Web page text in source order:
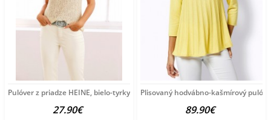
Pulóver z priadze HEINE, bielo-tyrkysový
27.90€
Plisovaný hodvábno-kašmírový
89.90€